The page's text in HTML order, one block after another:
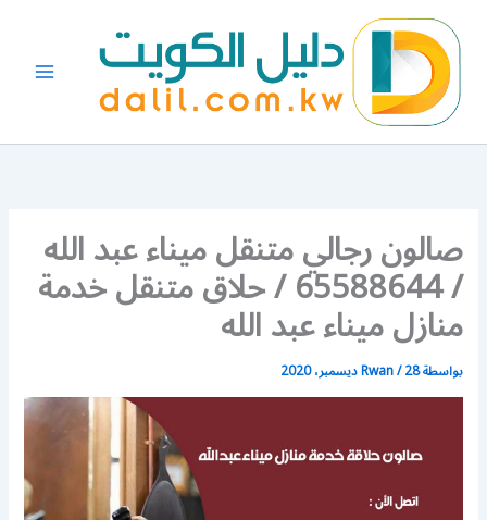
المحتوى
صالون رجالي متنقل ميناء عبد الله
/ 65588644 / حلاق متنقل خدمة
منازل ميناء عبد الله
بواسطة Rwan/28 ديسمبر، 2020